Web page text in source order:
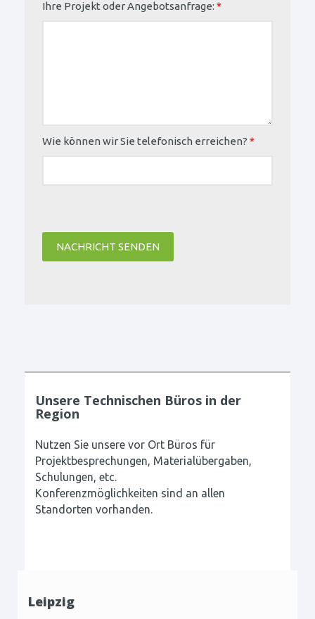
Ihre Projekt oder Angebotsanfrage: *
Wie können wir Sie telefonisch erreichen? *
NACHRICHT SENDEN
Unsere Technischen Büros in der
Region
Nutzen Sie unsere vor Ort Büros für
Projektbesprechungen, Materialübergaben,
Schulungen, etc.
Konferenzmöglichkeiten sind an allen
Standorten vorhanden.
Leipzig